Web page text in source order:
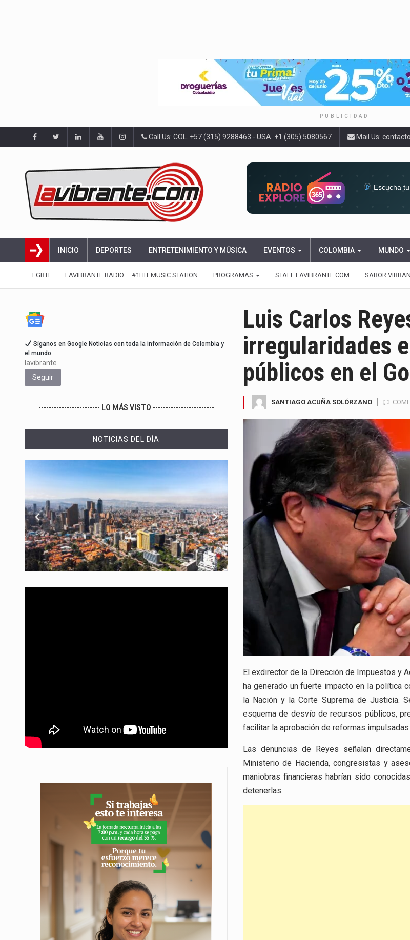
PUBLICIDAD
Call Us: COL. +57 (315) 9288463 - USA. +1 (305) 5080567 Mail Us:
Escucha
INICIO DEPORTES ENTRETENIMIENTO Y MÚSICA EVENTOS COLOMBIA MUNDO
LGBTI LAVIBRANTE RADIO – #1HIT MUSIC STATION PROGRAMAS STAFF LAVIBRANTE.COM SABOR
Luis Carlos
irregularidades
públicos en el
SANTIAGO ACUÑA SOLÓRZANO
El exdirector de la Dirección de Impuestos y
ha generado un fuerte impacto en la política
la Nación y la Corte Suprema de Justicia.
esquema de desvío de recursos públicos,
facilitar la aprobación de reformas
Las denuncias de Reyes señalan
Ministerio de Hacienda, congresistas y
maniobras financieras habrían sido
detenerlas.
Síganos en Google Noticias con toda la información de Colombia y
el mundo.
lavibrante
Seguir
------------------------ LO MÁS VISTO ------------------------
NOTICIAS DEL DÍA